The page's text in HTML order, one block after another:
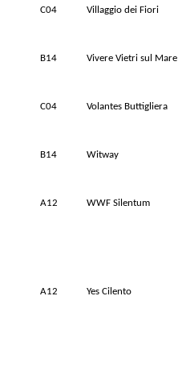
C04 Villaggio dei Fiori
B14 Vivere Vietri sul Mare
C04 Volantes Buttigliera
B14 Witway
A12 WWF Silentum
A12 Yes Cilento